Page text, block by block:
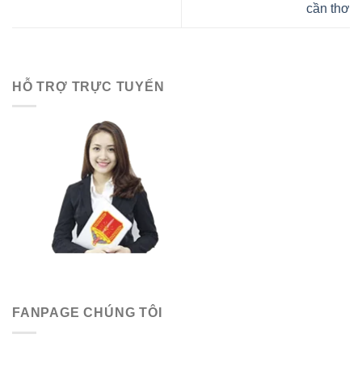
cần thơ
HỖ TRỢ TRỰC TUYẾN
FANPAGE CHÚNG TÔI